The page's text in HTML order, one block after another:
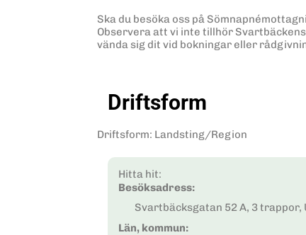
Ska du besöka oss på
Observera att vi inte tillhör
vända sig dit vid bokningar eller
Driftsform
Driftsform: Landsting/Region
Hitta hit:
Besöksadress:
Svartbäcksgatan 52 A, 3 trappor,
Län, kommun: